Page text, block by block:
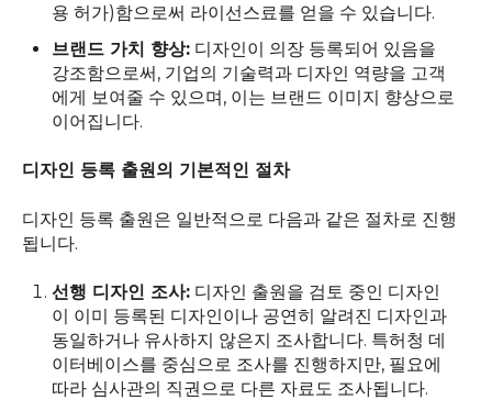
용 허가)함으로써 라이선스료를 얻을 수 있습니다.
브랜드 가치 향상: 디자인이 의장 등록되어 있음을
강조함으로써, 기업의 기술력과 디자인 역량을 고객
에게 보여줄 수 있으며, 이는 브랜드 이미지 향상으로
이어집니다.
디자인 등록 출원의 기본적인 절차
디자인 등록 출원은 일반적으로 다음과 같은 절차로 진행
됩니다.
선행 디자인 조사: 디자인 출원을 검토 중인 디자인
이 이미 등록된 디자인이나 공연히 알려진 디자인과
동일하거나 유사하지 않은지 조사합니다. 특허청 데
이터베이스를 중심으로 조사를 진행하지만, 필요에
따라 심사관의 직권으로 다른 자료도 조사됩니다.